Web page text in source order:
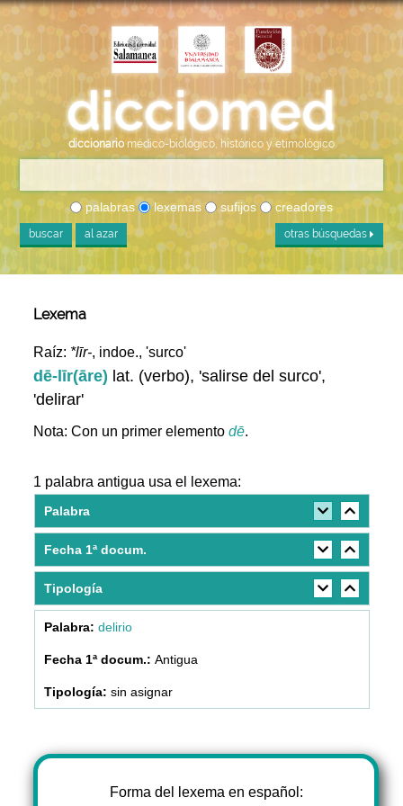
diccionario médico-biológico, histórico y etimológico
palabras lexemas sufijos creadores
buscar al azar otras búsquedas
Lexema
Raíz: *līr-, indoe., 'surco'
dē-līr(āre) lat. (verbo), 'salirse del surco',
'delirar'
Nota: Con un primer elementodē.
1 palabra antigua usa el lexema:
Palabra
Fecha 1ª docum.
Tipología
delirio
Antigua
sin asignar
Forma del lexema en español: